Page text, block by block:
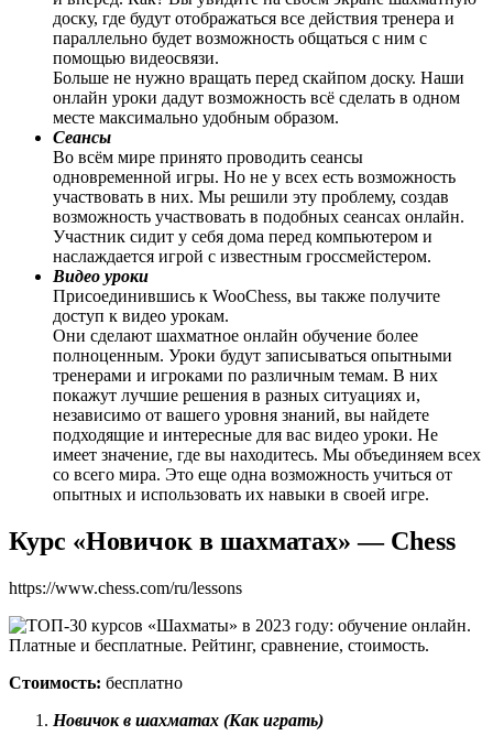
доску, где будут отображаться все действия тренера и
параллельно будет возможность общаться с ним с
помощью видеосвязи.
Больше не нужно вращать перед скайпом доску. Наши
онлайн уроки дадут возможность всё сделать в одном
месте максимально удобным образом.
Сеансы
Во всём мире принято проводить сеансы
одновременной игры. Но не у всех есть возможность
участвовать в них. Мы решили эту проблему, создав
возможность участвовать в подобных сеансах онлайн.
Участник сидит у себя дома перед компьютером и
наслаждается игрой с известным гроссмейстером.
Видео уроки
Присоединившись к WooChess, вы также получите
доступ к видео урокам.
Они сделают шахматное онлайн обучение более
полноценным. Уроки будут записываться опытными
тренерами и игроками по различным темам. В них
покажут лучшие решения в разных ситуациях и,
независимо от вашего уровня знаний, вы найдете
подходящие и интересные для вас видео уроки. Не
имеет значение, где вы находитесь. Мы объединяем всех
со всего мира. Это еще одна возможность учиться от
опытных и использовать их навыки в своей игре.
Курс «Новичок в шахматах» — Chess
https://www.chess.com/ru/lessons
Стоимость: бесплатно
Новичок в шахматах (Как играть)